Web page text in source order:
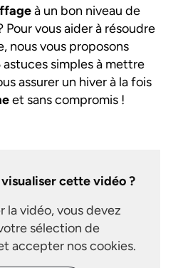
à un bon niveau de
Pour vous aider à résoudre
nous vous proposons
simples à mettre
assurer un hiver à la fois
et sans compromis !
cette vidéo ?
la vidéo, vous devez
sélection de
accepter nos cookies.